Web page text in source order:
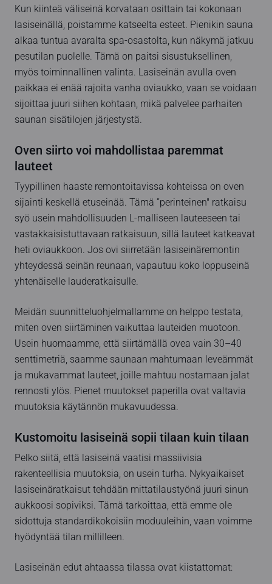
Kun kiinteä väliseinä korvataan osittain tai kokonaan
lasiseinällä, poistamme katseelta esteet. Pienikin sauna
alkaa tuntua avaralta spa-osastolta, kun näkymä jatkuu
pesutilan puolelle. Tämä on paitsi sisustuksellinen,
myös toiminnallinen valinta. Lasiseinän avulla oven
paikkaa ei enää rajoita vanha oviaukko, vaan se voidaan
sijoittaa juuri siihen kohtaan, mikä palvelee parhaiten
saunan sisätilojen järjestystä.
Oven siirto voi mahdollistaa paremmat
lauteet
Tyypillinen haaste remontoitavissa kohteissa on oven
sijainti keskellä etuseinää. Tämä ”perinteinen" ratkaisu
syö usein mahdollisuuden L-malliseen lauteeseen tai
vastakkaisistuttavaan ratkaisuun, sillä lauteet katkeavat
heti oviaukkoon. Jos ovi siirretään lasiseinäremontin
yhteydessä seinän reunaan, vapautuu koko loppuseinä
yhtenäiselle lauderatkaisulle.
Meidän suunnitteluohjelmallamme on helppo testata,
miten oven siirtäminen vaikuttaa lauteiden muotoon.
Usein huomaamme, että siirtämällä ovea vain 30–40
senttimetriä, saamme saunaan mahtumaan leveämmät
ja mukavammat lauteet, joille mahtuu nostamaan jalat
rennosti ylös. Pienet muutokset paperilla ovat valtavia
muutoksia käytännön mukavuudessa.
Kustomoitu lasiseinä sopii tilaan kuin tilaan
Pelko siitä, että lasiseinä vaatisi massiivisia
rakenteellisia muutoksia, on usein turha. Nykyaikaiset
lasiseinäratkaisut tehdään mittatilaustyönä juuri sinun
aukkoosi sopiviksi. Tämä tarkoittaa, että emme ole
sidottuja standardikokoisiin moduuleihin, vaan voimme
hyödyntää tilan millilleen.
Lasiseinän edut ahtaassa tilassa ovat kiistattomat: